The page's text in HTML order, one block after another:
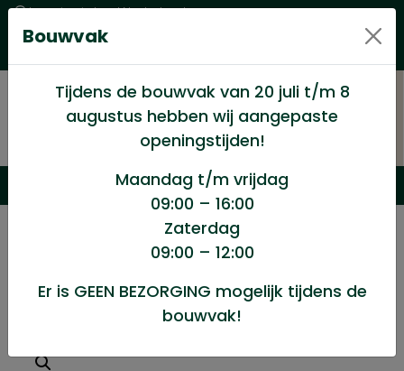
Levering in heel Nederland
Goede kwaliteitsproducten met een eerlijke prijs
Ijzerwaren/ Holle wand plug 9-13mm
Holle wand plug 9-13mm
Bouwvak
Tijdens de bouwvak van 20 juli t/m 8
augustus hebben wij aangepaste
openingstijden!
Maandag t/m vrijdag
09:00 – 16:00
Zaterdag
09:00 – 12:00
Er is GEEN BEZORGING mogelijk tijdens de
bouwvak!